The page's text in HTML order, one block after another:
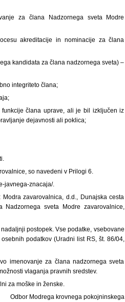
za člana Nadzornega sveta Modre
akreditacije in nominacije za člana
kandidata za člana nadzornega sveta) –
integriteto člana;
člana uprave, ali je bil izključen iz
dejavnosti ali poklica;
so navedeni v Prilogi 6.
javnega-znacaja/.
zavarovalnica, d.d., Dunajska cesta
sveta Modre zavarovalnice,
postopek. Vse podatke, vsebovane
podatkov (Uradni list RS, št. 86/04,
imenovanje za člana nadzornega sveta
vlaganja pravnih sredstev.
za moške in ženske.
Odbor Modrega krovnega pokojninskega